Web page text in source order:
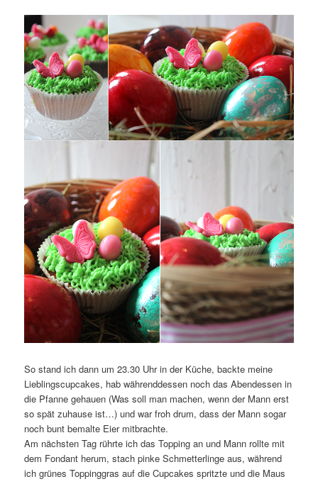
So stand ich dann um 23.30 Uhr in der Küche, backte meine
Lieblingscupcakes, hab währenddessen noch das Abendessen in
die Pfanne gehauen (Was soll man machen, wenn der Mann erst
so spät zuhause ist…) und war froh drum, dass der Mann sogar
noch bunt bemalte Eier mitbrachte.
Am nächsten Tag rührte ich das Topping an und Mann rollte mit
dem Fondant herum, stach pinke Schmetterlinge aus, während
ich grünes Toppinggras auf die Cupcakes spritzte und die Maus